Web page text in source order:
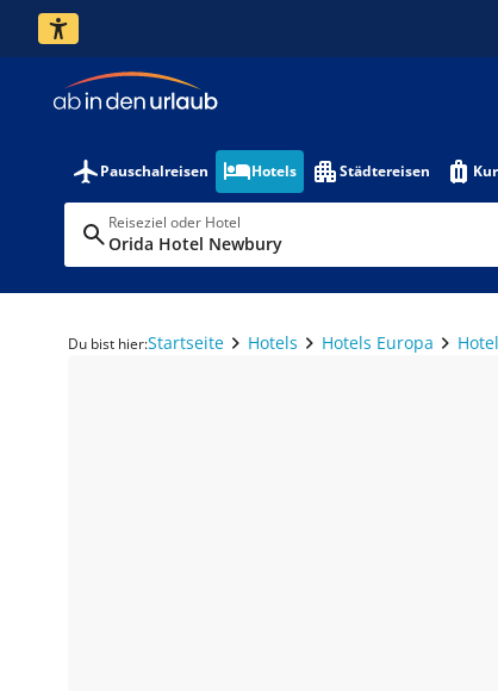
Pauschalreisen Hotels Städtereisen
Reiseziel oder Hotel
Orida Hotel Newbury
Du bist hier:Startseite Hotels Hotels Europa